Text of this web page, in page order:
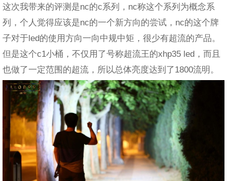
这次我带来的评测是nc的c系列，nc称这个系列为概念系
列，个人觉得应该是nc的一个新方向的尝试，nc的这个牌
子对于led的使用方向一向中规中矩，很少有超流的产品。
但是这个c1小桶，不仅用了号称超流王的xhp35 led，而且
也做了一定范围的超流，所以总体亮度达到了1800流明。